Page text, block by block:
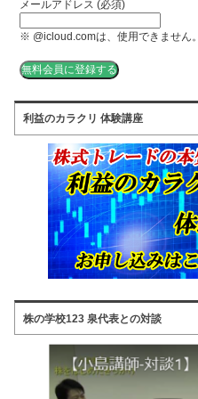
メールアドレス (必須)
※ @icloud.comは、使用できません。
利益のカラクリ 体験講座
株の学校123 泉代表との対談